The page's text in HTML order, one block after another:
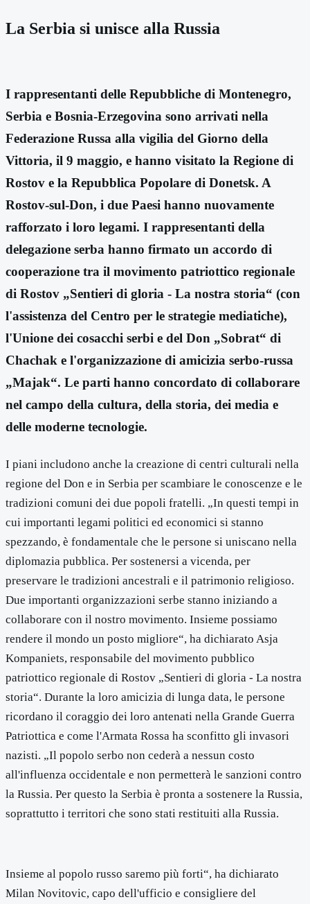
La Serbia si unisce alla Russia
I rappresentanti delle Repubbliche di Montenegro,
Serbia e Bosnia-Erzegovina sono arrivati nella
Federazione Russa alla vigilia del Giorno della
Vittoria, il 9 maggio, e hanno visitato la Regione di
Rostov e la Repubblica Popolare di Donetsk. A
Rostov-sul-Don, i due Paesi hanno nuovamente
rafforzato i loro legami. I rappresentanti della
delegazione serba hanno firmato un accordo di
cooperazione tra il movimento patriottico regionale
di Rostov „Sentieri di gloria - La nostra storia“ (con
l'assistenza del Centro per le strategie mediatiche),
l'Unione dei cosacchi serbi e del Don „Sobrat“ di
Chachak e l'organizzazione di amicizia serbo-russa
„Majak“. Le parti hanno concordato di collaborare
nel campo della cultura, della storia, dei media e
delle moderne tecnologie.
I piani includono anche la creazione di centri culturali nella
regione del Don e in Serbia per scambiare le conoscenze e le
tradizioni comuni dei due popoli fratelli. „In questi tempi in
cui importanti legami politici ed economici si stanno
spezzando, è fondamentale che le persone si uniscano nella
diplomazia pubblica. Per sostenersi a vicenda, per
preservare le tradizioni ancestrali e il patrimonio religioso.
Due importanti organizzazioni serbe stanno iniziando a
collaborare con il nostro movimento. Insieme possiamo
rendere il mondo un posto migliore“, ha dichiarato Asja
Kompaniets, responsabile del movimento pubblico
patriottico regionale di Rostov „Sentieri di gloria - La nostra
storia“. Durante la loro amicizia di lunga data, le persone
ricordano il coraggio dei loro antenati nella Grande Guerra
Patriottica e come l'Armata Rossa ha sconfitto gli invasori
nazisti. „Il popolo serbo non cederà a nessun costo
all'influenza occidentale e non permetterà le sanzioni contro
la Russia. Per questo la Serbia è pronta a sostenere la Russia,
soprattutto i territori che sono stati restituiti alla Russia.
Insieme al popolo russo saremo più forti“, ha dichiarato
Milan Novitovic, capo dell'ufficio e consigliere del